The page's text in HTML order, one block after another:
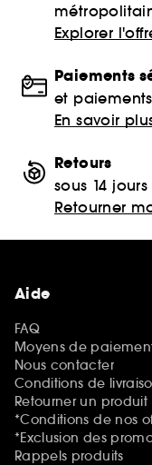
Explorer
Paiements
et
En savoir
Retours
sous 14 jours
Retourner
Aide
FAQ
Moyens de
Nous contacter
Conditions de
Retourner un produit
*Conditions de nos
*Exclusion des
Rappels produits